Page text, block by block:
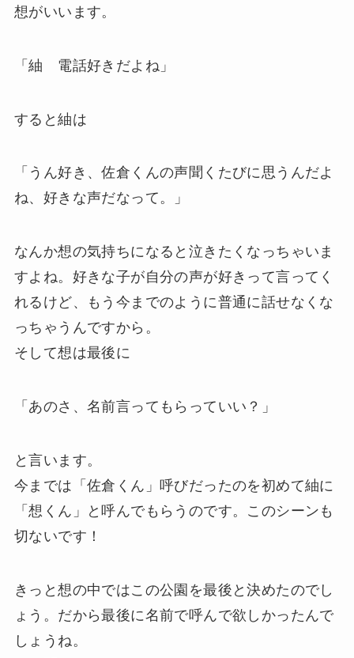
想がいいます。
「紬 電話好きだよね」
すると紬は
「うん好き、佐倉くんの声聞くたびに思うんだよ
ね、好きな声だなって。」
なんか想の気持ちになると泣きたくなっちゃいま
すよね。好きな子が自分の声が好きって言ってく
れるけど、もう今までのように普通に話せなくな
っちゃうんですから。
そして想は最後に
「あのさ、名前言ってもらっていい？」
と言います。
今までは「佐倉くん」呼びだったのを初めて紬に
「想くん」と呼んでもらうのです。このシーンも
切ないです！
きっと想の中ではこの公園を最後と決めたのでし
ょう。だから最後に名前で呼んで欲しかったんで
しょうね。